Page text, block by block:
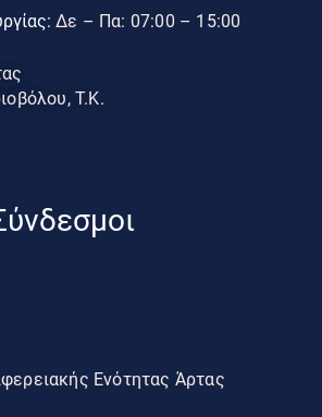
Δε – Πα: 07:00 – 15:00
Τ.Κ.
Ενότητας Άρτας